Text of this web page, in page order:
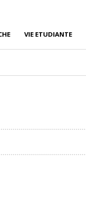
VIE ETUDIANTE